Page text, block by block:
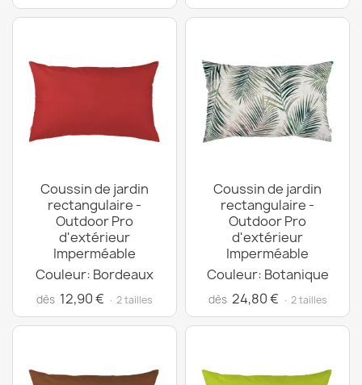
Coussin de jardin
rectangulaire -
Outdoor Pro
d'extérieur
Imperméable
Couleur: Bordeaux
dès 12,90 € · 2 tailles
Coussin de jardin
rectangulaire -
Outdoor Pro
d'extérieur
Imperméable
Couleur: Botanique
dès 24,80 € · 2 tailles